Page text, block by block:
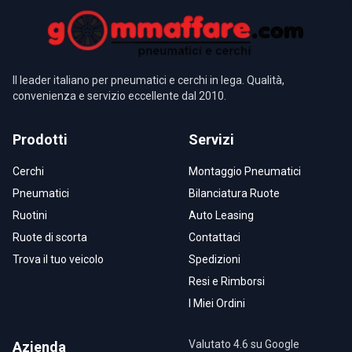
Il leader italiano per pneumatici e cerchi in lega. Qualità,
convenienza e servizio eccellente dal 2010.
Prodotti
Cerchi
Pneumatici
Ruotini
Ruote di scorta
Trova il tuo veicolo
Servizi
Montaggio Pneumatici
Bilanciatura Ruote
Auto Leasing
Contattaci
Spedizioni
Resi e Rimborsi
I Miei Ordini
Azienda Valutato 4.6 su Google